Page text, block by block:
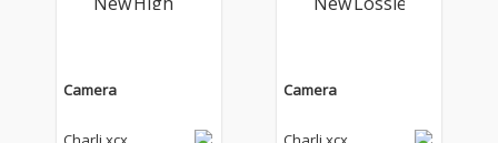
を告げたチャーリーｘ
ｃｘの新しい時代は何
を告げたチャーリーｘ
ｃｘの新しい時代は何
Camera Camera